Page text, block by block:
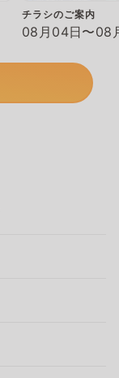
チラシのご案内
08月04日〜08